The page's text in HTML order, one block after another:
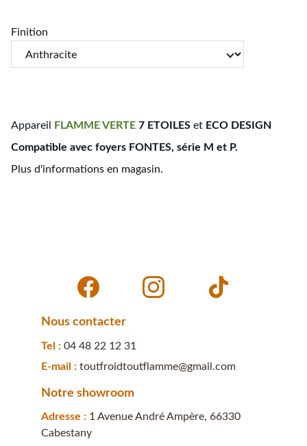
Finition
Appareil FLAMMEVERTE 7 ETOILES et ECO DESIGN
Compatible avec foyers FONTES, série M et P.
Plus d'informations en magasin.
E-mail : toutfroidtoutflamme@gmail.com
Tel : 04 48 22 12 31
Adresse : 1 Avenue André Ampère, 66330
Cabestany
Notre showroom
Nous contacter